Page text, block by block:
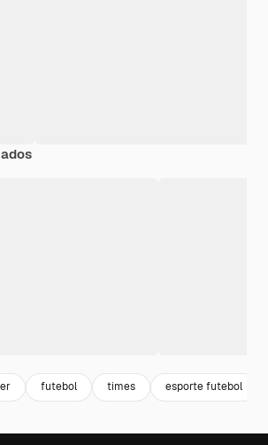
futebol times esporte futebol